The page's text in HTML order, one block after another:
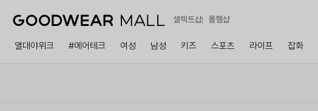
셀렉트샵 폴햄샵
열대야위크 #에어테크 여성 남성 키즈 스포츠 라이프 잡화